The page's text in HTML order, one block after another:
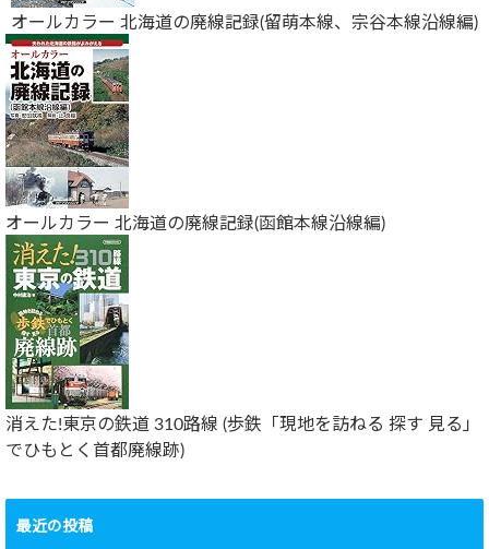
オールカラー 北海道の廃線記録(留萌本線、宗谷本線沿線編)
オールカラー 北海道の廃線記録(函館本線沿線編)
消えた!東京の鉄道 310路線 (歩鉄「現地を訪ねる 探す 見る」
でひもとく首都廃線跡)
最近の投稿